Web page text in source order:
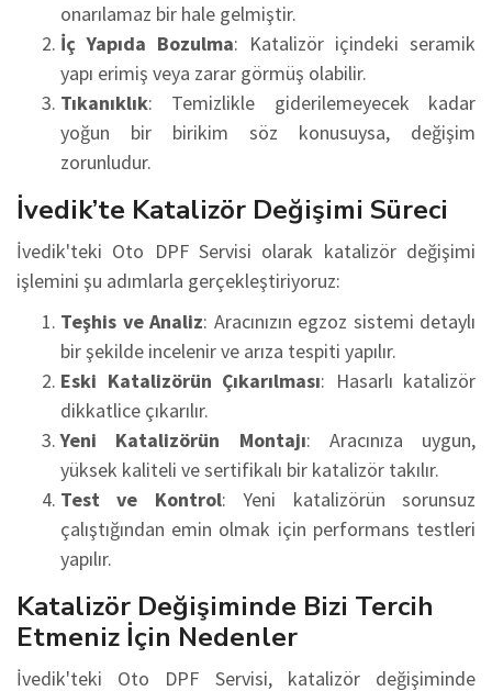
onarılamaz bir hale gelmiştir.
İç Yapıda Bozulma: Katalizör içindeki seramik
yapı erimiş veya zarar görmüş olabilir.
Tıkanıklık: Temizlikle giderilemeyecek kadar
yoğun bir birikim söz konusuysa, değişim
zorunludur.
İvedik’te Katalizör Değişimi Süreci
İvedik'teki Oto DPF Servisi olarak katalizör değişimi
işlemini şu adımlarla gerçekleştiriyoruz:
Teşhis ve Analiz: Aracınızın egzoz sistemi detaylı
bir şekilde incelenir ve arıza tespiti yapılır.
Eski Katalizörün Çıkarılması: Hasarlı katalizör
dikkatlice çıkarılır.
Yeni Katalizörün Montajı: Aracınıza uygun,
yüksek kaliteli ve sertifikalı bir katalizör takılır.
Test ve Kontrol: Yeni katalizörün sorunsuz
çalıştığından emin olmak için performans testleri
yapılır.
Katalizör Değişiminde Bizi Tercih
Etmeniz İçin Nedenler
İvedik'teki Oto DPF Servisi, katalizör değişiminde